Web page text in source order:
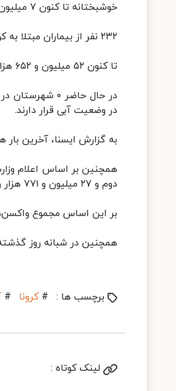
خوشبختانه تا کنون ۷ میلیون ۶۳ هزار و ۴۷۹ نفر از بیماران، بهبود یافته و یا از بیمارستانها ترخیص شده اند.
۲۳۲ نفر از بیماران مبتلا به کووید۱۹ در بخش های مراقبت های ویژه بیمارستانها تحت مراقبت قرار دارند.
تا کنون ۵۲ میلیون و ۶۵۲ هزار و ۴۳۱ آزمایش تشخیص کووید۱۹ در کشور انجام شده است.
در وضعیت آبی قرار دارند.
به گزارش ایسنا، آخرین بار هفتم
دوم و ۲۷ میلیون و ۷۷۱ هزار و ۹۹۱ نفر نیز دُز سوم واکسن کرونا را در کشور تزریق کرده‌اند.
بر این اساس مجموع واکسن‌های تزریق شده در
همچنین در شبانه روز گذشته ۱۷ هزار و ۶۳۰ دُز واکسن کرونا در کشور تزریق شده
برچسب ها : # کرونا #
لینک کوتاه :